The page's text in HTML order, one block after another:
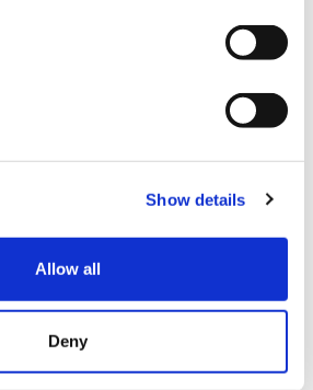
Show details
Allow all
Deny